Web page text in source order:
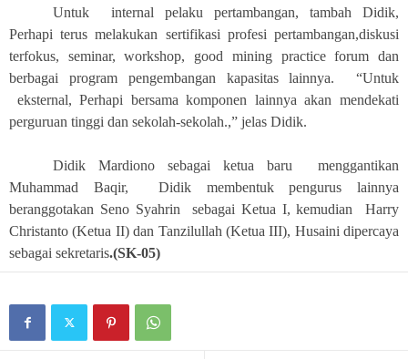
Untuk internal pelaku pertambangan, tambah Didik,
Perhapi terus melakukan sertifikasi profesi pertambangan,diskusi
terfokus, seminar, workshop, good mining practice forum dan
berbagai program pengembangan kapasitas lainnya.
“Untuk
eksternal,Perhapi bersama komponen lainnya akan mendekati
perguruan tinggi dan sekolah-sekolah.,” jelas Didik.
Didik Mardiono sebagai ketua baru
menggantikan
Muhammad Baqir, Didik membentuk pengurus lainnya
beranggotakan Seno Syahrin
sebagai Ketua I, kemudian
Harry
Christanto (Ketua II) dan Tanzilullah (Ketua III), Husaini dipercaya
sebagai sekretaris.(SK-05)